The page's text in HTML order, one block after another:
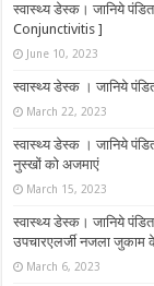
स्वास्थ्य डेस्क। जानिये
Conjunctivitis ]
June 10, 2023
स्वास्थ्य डेस्क । जानिये
March 22, 2023
स्वास्थ्य डेस्क । जानिये
नुस्‍खों को अजमाएं
March 15, 2023
स्वास्थ्य डेस्क। जानिये
उपचारएलर्जी नजला जुकाम
March 6, 2023